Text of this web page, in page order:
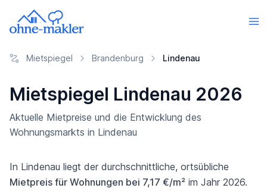
Mietspiegel Brandenburg Lindenau
Mietspiegel Lindenau 2026
Aktuelle Mietpreise und die Entwicklung des
Wohnungsmarkts in Lindenau
In Lindenau liegt der durchschnittliche, ortsübliche
Mietpreis für Wohnungen bei 7,17 €/m² im Jahr 2026.